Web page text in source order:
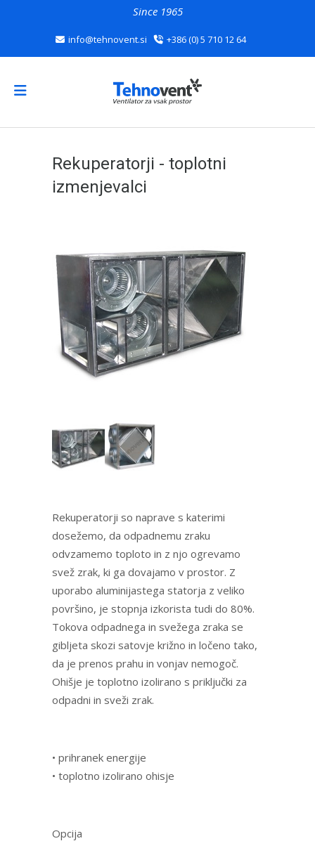
Since 1965
info@tehnovent.si +386 (0) 5 710 12 64
Rekuperatorji - toplotni
izmenjevalci
Rekuperatorji so naprave s katerimi
dosežemo, da odpadnemu zraku
odvzamemo toploto in z njo ogrevamo
svež zrak, ki ga dovajamo v prostor. Z
uporabo aluminijastega statorja z veliko
površino, je stopnja izkorista tudi do 80%.
Tokova odpadnega in svežega zraka se
gibljeta skozi satovje križno in ločeno tako,
da je prenos prahu in vonjav nemogoč.
Ohišje je toplotno izolirano s priključki za
odpadni in sveži zrak.
• prihranek energije
• toplotno izolirano ohisje
Opcija